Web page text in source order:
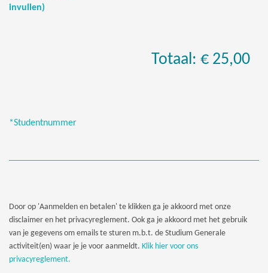
invullen)
Totaal: € 25,00
*Studentnummer
Door op 'Aanmelden en betalen' te klikken ga je akkoord met onze
disclaimer en het privacyreglement. Ook ga je akkoord met het gebruik
van je gegevens om emails te sturen m.b.t. de Studium Generale
activiteit(en) waar je je voor aanmeldt. Klik hier voor ons
privacyreglement.